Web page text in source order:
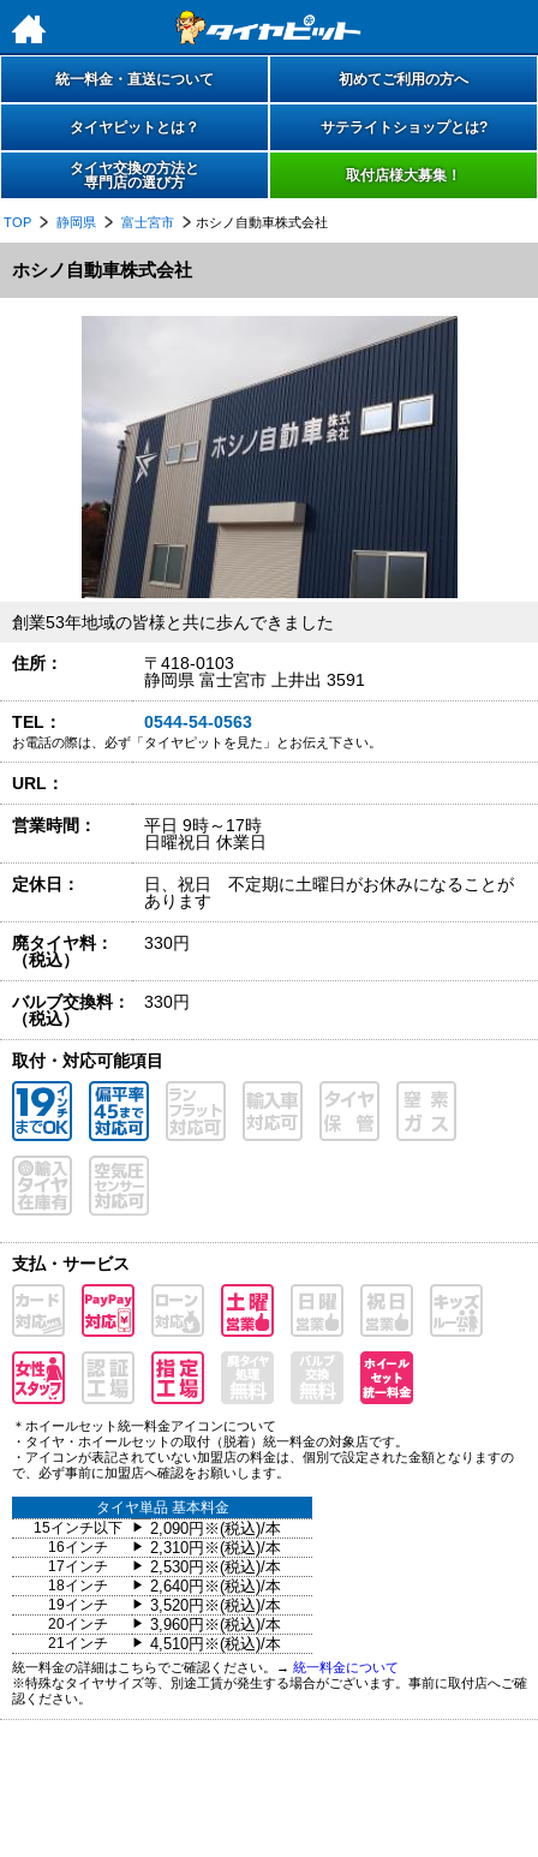
h
統一料金・直送について 初めてご利用の方へ
タイヤピットとは？ サテライトショップとは?
タイヤ交換の方法と
専門店の選び方
取付店様大募集！
TOP 静岡県 富士宮市 ホシノ自動車株式会社
ホシノ自動車株式会社
創業53年地域の皆様と共に歩んできました
住所：
〒418-0103
静岡県 富士宮市 上井出 3591
TEL： 0544-54-0563
お電話の際は、必ず「タイヤピットを見た」とお伝え下さい。
URL：
営業時間：
平日 9時～17時
日曜祝日 休業日
定休日：
日、祝日 不定期に土曜日がお休みになることが
あります
廃タイヤ料：
（税込）
330円
バルブ交換料：
（税込）
330円
取付・対応可能項目
支払・サービス
＊ホイールセット統一料金アイコンについて
・タイヤ・ホイールセットの取付（脱着）統一料金の対象店です。
・アイコンが表記されていない加盟店の料金は、個別で設定された金額となりますの
で、必ず事前に加盟店へ確認をお願いします。
タイヤ単品 基本料金
15インチ以下
▶ 2,090円※(税込)/本
16インチ ▶ 2,310円※(税込)/本
17インチ ▶ 2,530円※(税込)/本
18インチ ▶ 2,640円※(税込)/本
19インチ ▶ 3,520円※(税込)/本
20インチ ▶ 3,960円※(税込)/本
21インチ ▶ 4,510円※(税込)/本
統一料金の詳細はこちらでご確認ください。→ 統一料金について
※特殊なタイヤサイズ等、別途工賃が発生する場合がございます。事前に取付店へご確
認ください。